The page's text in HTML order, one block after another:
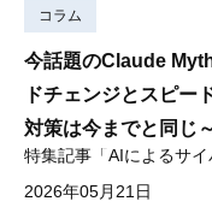
コラム
今話題のClaude
ドチェンジとスピー
対策は今までと同じ
特集記事「AIによるサ
2026年05月21日